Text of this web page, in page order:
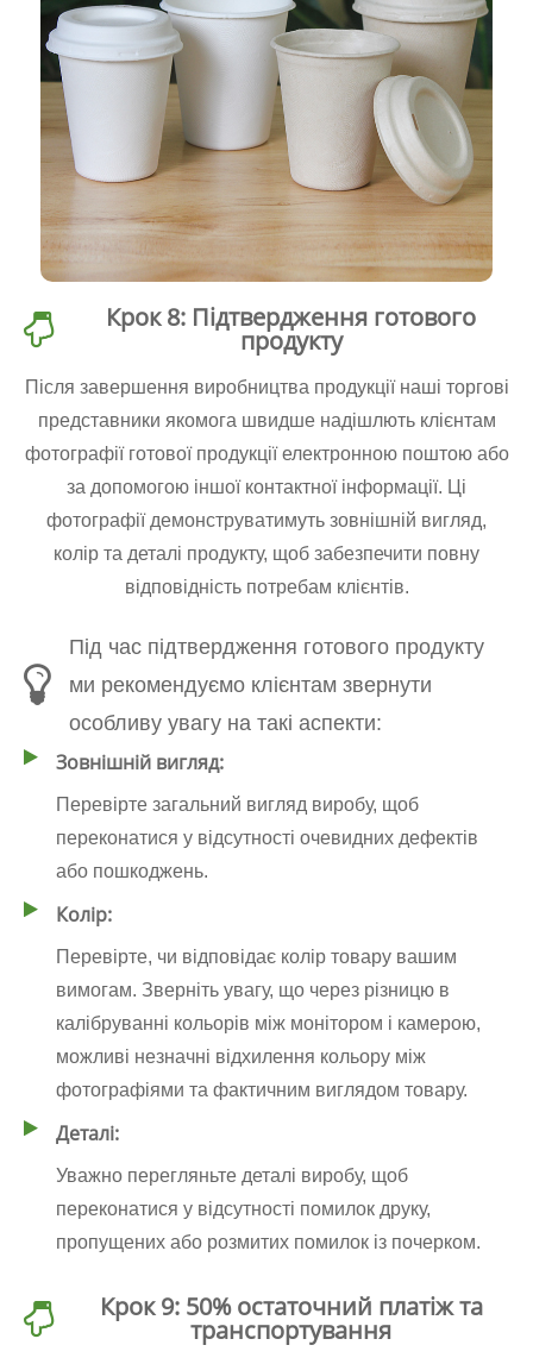
Крок 8: Підтвердження готового
продукту
Після завершення виробництва продукції наші торгові
представники якомога швидше надішлють клієнтам
фотографії готової продукції електронною поштою або
за допомогою іншої контактної інформації. Ці
фотографії демонструватимуть зовнішній вигляд,
колір та деталі продукту, щоб забезпечити повну
відповідність потребам клієнтів.
Під час підтвердження готового продукту
ми рекомендуємо клієнтам звернути
особливу увагу на такі аспекти:
Зовнішній вигляд:
Перевірте загальний вигляд виробу, щоб
переконатися у відсутності очевидних дефектів
або пошкоджень.
Колір:
Перевірте, чи відповідає колір товару вашим
вимогам. Зверніть увагу, що через різницю в
калібруванні кольорів між монітором і камерою,
можливі незначні відхилення кольору між
фотографіями та фактичним виглядом товару.
Деталі:
Уважно перегляньте деталі виробу, щоб
переконатися у відсутності помилок друку,
пропущених або розмитих помилок із почерком.
Крок 9: 50% остаточний платіж та
транспортування